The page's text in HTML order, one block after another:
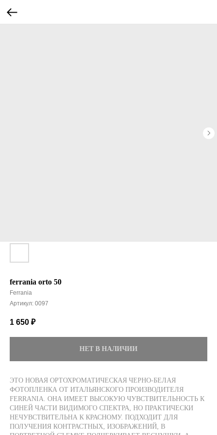
ferrania orto 50
Ferrania
Артикул: 0097
1 650 ₽
НЕТ В НАЛИЧИИ
ЭТО НОВАЯ ОРТОХРОМАТИЧЕСКАЯ ЧЕРНО-БЕЛАЯ
ФОТОПЛЕНКА ОТ ИТАЛЬЯНСКОГО ПРОИЗВОДИТЕЛЯ
FERRANIA. ОНА ИМЕЕТ ВЫСОКУЮ ЧУВСТВИТЕЛЬНОСТЬ К
СИНЕЙ ЧАСТИ ВИДИМОГО СПЕКТРА, НО ПРАКТИЧЕСКИ
НЕЧУВСТВИТЕЛЬНА К КРАСНОМУ. ПОДХОДИТ ДЛЯ
ПОЛУЧЕНИЯ КОНТРАСТНЫХ, ИЗОБРАЖЕНИЙ, В